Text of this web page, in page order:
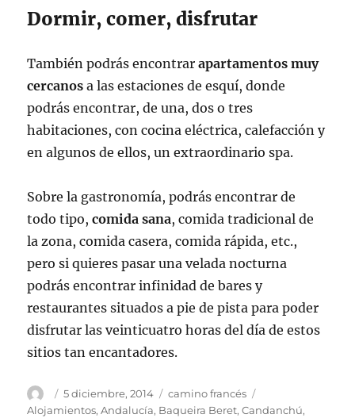
Dormir, comer, disfrutar
También podrás encontrarapartamentos muy
cercanos a las estaciones de esquí, donde
podrás encontrar, de una, dos o tres
habitaciones, con cocina eléctrica, calefacción y
en algunos de ellos, un extraordinario spa.
Sobre la gastronomía, podrás encontrar de
todo tipo,comida sana, comida tradicional de
la zona, comida casera, comida rápida, etc.,
pero si quieres pasar una velada nocturna
podrás encontrar infinidad de bares y
restaurantes situados a pie de pista para poder
disfrutar las veinticuatro horas del día de estos
sitios tan encantadores.
Autor
Publicado
el
5 diciembre, 2014 Categorías
camino francés
Alojamientos,Andalucía, Baqueira Beret,Candanchú,